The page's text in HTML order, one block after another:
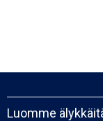
Luomme